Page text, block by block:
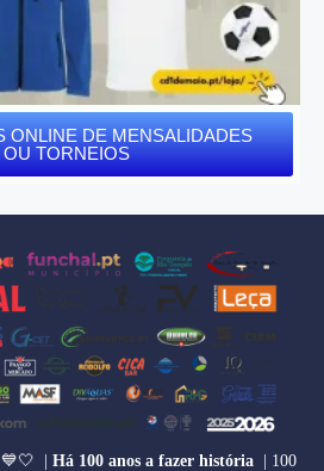
ONLINE DE MENSALIDADES
OU TORNEIOS
💙🤍 | Há 100 anos a fazer história | 100